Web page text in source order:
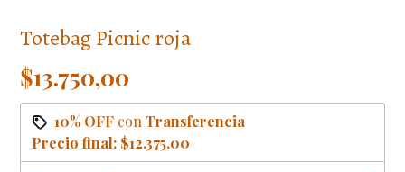
Totebag Picnic roja
$13.750,00
10% OFF conTransferencia
Precio final: $12.375,00